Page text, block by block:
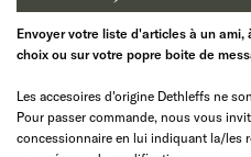
Envoyer votre liste d'articles à un
choix ou sur votre popre boite de
Les accesoires d'origine Dethleffs ne
Pour passer commande, nous vous
concessionnaire en lui indiquant la/les